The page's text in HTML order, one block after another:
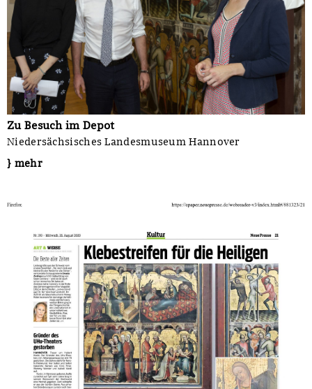
Zu Besuch im Depot
Niedersächsisches Landesmuseum Hannover
} mehr